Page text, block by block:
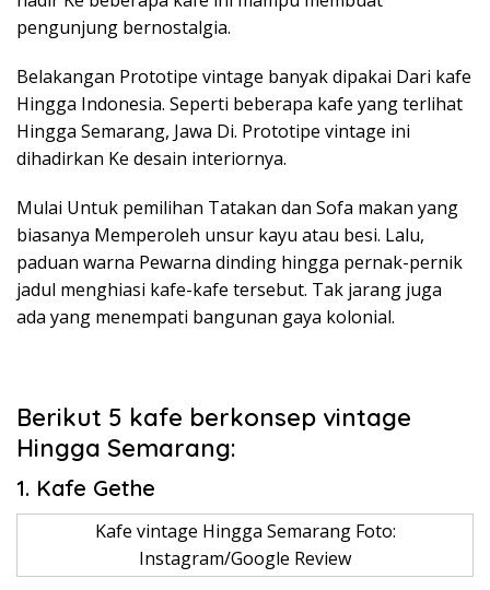
pengunjung bernostalgia.
Belakangan Prototipe vintage banyak dipakai Dari kafe
Hingga Indonesia. Seperti beberapa kafe yang terlihat
Hingga Semarang, Jawa Di. Prototipe vintage ini
dihadirkan Ke desain interiornya.
Mulai Untuk pemilihan Tatakan dan Sofa makan yang
biasanya Memperoleh unsur kayu atau besi. Lalu,
paduan warna Pewarna dinding hingga pernak-pernik
jadul menghiasi kafe-kafe tersebut. Tak jarang juga
ada yang menempati bangunan gaya kolonial.
Berikut 5 kafe berkonsep vintage
Hingga Semarang:
1. Kafe Gethe
Kafe vintage Hingga Semarang Foto:
Instagram/Google Review